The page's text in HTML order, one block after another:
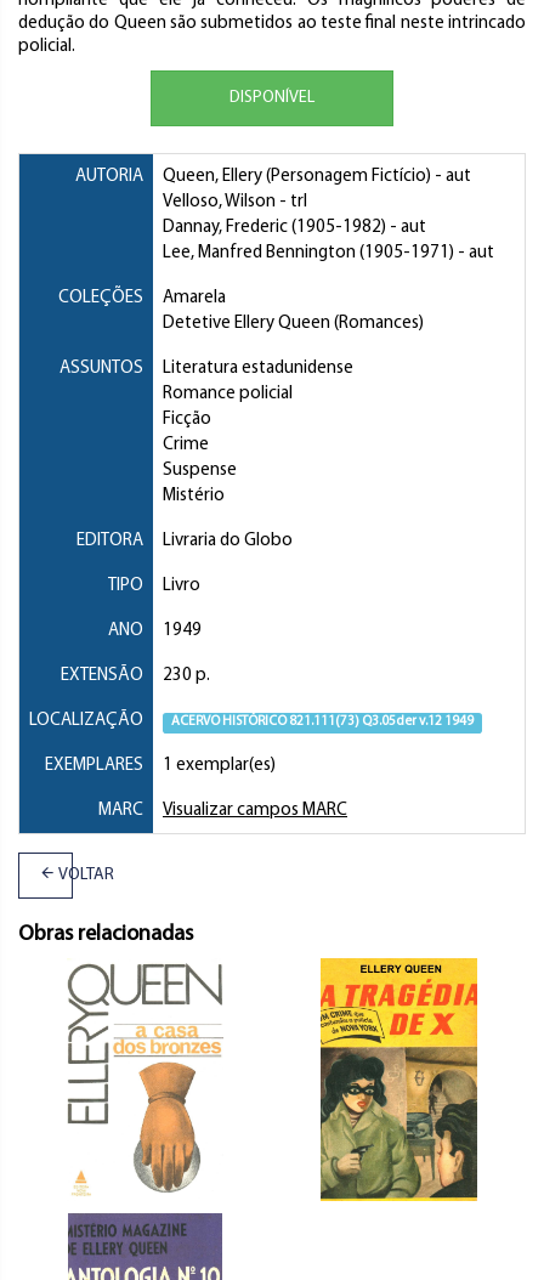
dedução do Queen são submetidos ao teste final neste intrincado
policial.
DISPONÍVEL
AUTORIA Queen, Ellery (Personagem Fictício) - aut
Velloso, Wilson - trl
Dannay, Frederic (1905-1982) - aut
Lee, Manfred Bennington (1905-1971) - aut
COLEÇÕES
Amarela
Detetive Ellery Queen (Romances)
ASSUNTOS
Literatura estadunidense
Romance policial
Ficção
Crime
Suspense
Mistério
EDITORA Livraria do Globo
TIPO Livro
ANO 1949
EXTENSÃO 230 p.
LOCALIZAÇÃO ACERVO HISTÓRICO 821.111(73) Q3.05der v.12 1949
EXEMPLARES 1 exemplar(es)
MARC Visualizar campos MARC
VOLTAR
Obras relacionadas